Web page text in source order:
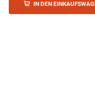
IN DEN